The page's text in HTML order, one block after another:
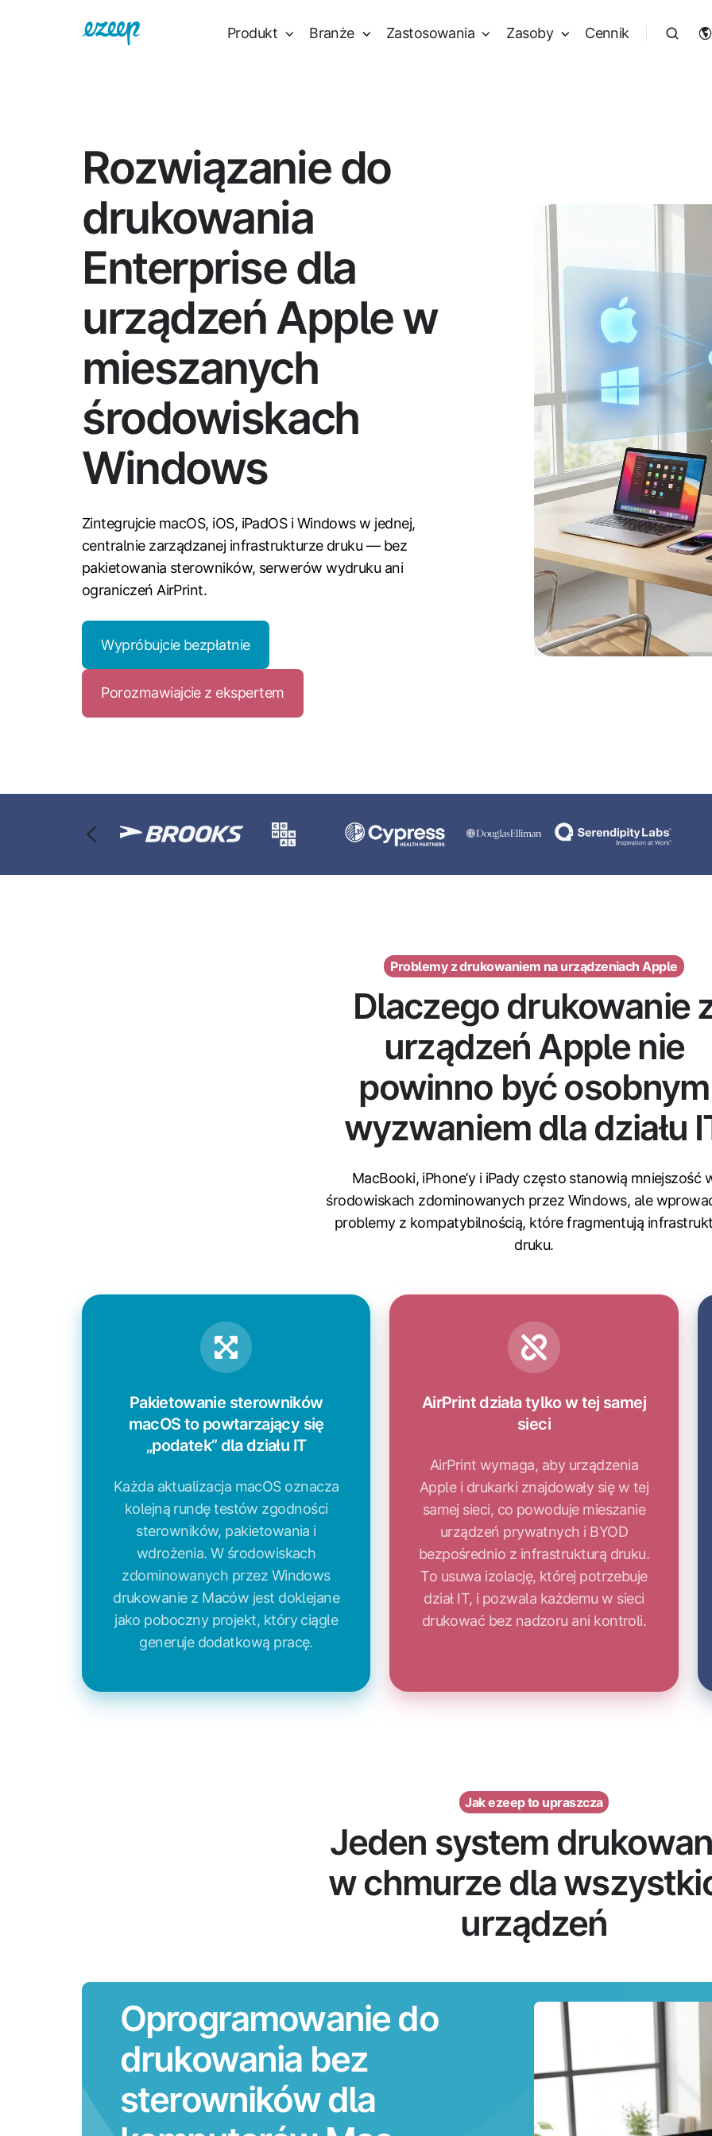
Produkt Branże Zastosowania Zasoby Cennik
Rozwiązanie do
drukowania
Enterprise dla
urządzeń Apple w
mieszanych
środowiskach
Windows
Zintegrujcie macOS, iOS, iPadOS i Windows w jednej,
centralnie zarządzanej infrastrukturze druku — bez
pakietowania sterowników, serwerów wydruku ani
ograniczeń AirPrint.
Wypróbujcie bezpłatnie
Porozmawiajcie z ekspertem
Problemy z drukowaniem na urządzeniach Apple
Dlaczego drukowanie
urządzeń Apple nie
powinno być osobnym
wyzwaniem dla działu
MacBooki, iPhone’y i iPady często stanowią mniejszość
środowiskach zdominowanych przez Windows, ale
problemy z kompatybilnością, które fragmentują
druku.
Pakietowanie sterowników
macOS to powtarzający się
„podatek” dla działu IT
Każda aktualizacja macOS oznacza
kolejną rundę testów zgodności
sterowników, pakietowania i
wdrożenia. W środowiskach
zdominowanych przez Windows
drukowanie z Maców jest doklejane
jako poboczny projekt, który ciągle
generuje dodatkową pracę.
AirPrint działa tylko w tej samej
sieci
AirPrint wymaga, aby urządzenia
Apple i drukarki znajdowały się w tej
samej sieci, co powoduje mieszanie
urządzeń prywatnych i BYOD
bezpośrednio z infrastrukturą druku.
To usuwa izolację, której potrzebuje
dział IT, i pozwala każdemu w sieci
drukować bez nadzoru ani kontroli.
Jak ezeep to upraszcza
Jeden system
w chmurze dla
urządzeń
Oprogramowanie do
drukowania bez
sterowników dla